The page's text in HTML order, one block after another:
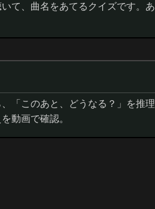
て、曲名をあてるクイズです。あ
「このあと、どうなる？」を推理
動画で確認。